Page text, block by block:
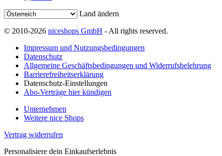
Land ändern
© 2010-2026 niceshops GmbH - All rights reserved.
Impressum und Nutzungsbedingungen
Datenschutz
Allgemeine Geschäftsbedingungen und Widerrufsbelehrung
Barrierefreiheitserklärung
Datenschutz-Einstellungen
Abo-Verträge hier kündigen
Unternehmen
Weitere nice Shops
Vertrag widerrufen
Personalisiere dein Einkaufserlebnis